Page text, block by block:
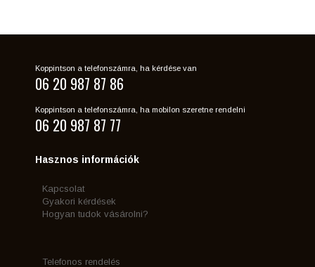
Koppintson a telefonszámra, ha kérdése van
06 20 987 87 86
Koppintson a telefonszámra, ha mobilon szeretne rendelni
06 20 987 87 77
Hasznos információk
Kapcsolat
Gyakori kérdések
Hogyan tudok vásárolni?
Telefonos rendelés